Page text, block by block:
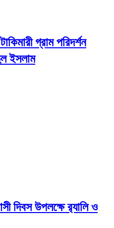
গ্রাম পরিদর্শন
ইসলাম
দিবস উপলক্ষে র‌্যালি ও